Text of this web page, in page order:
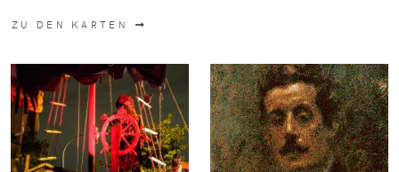
ZU DEN KARTEN